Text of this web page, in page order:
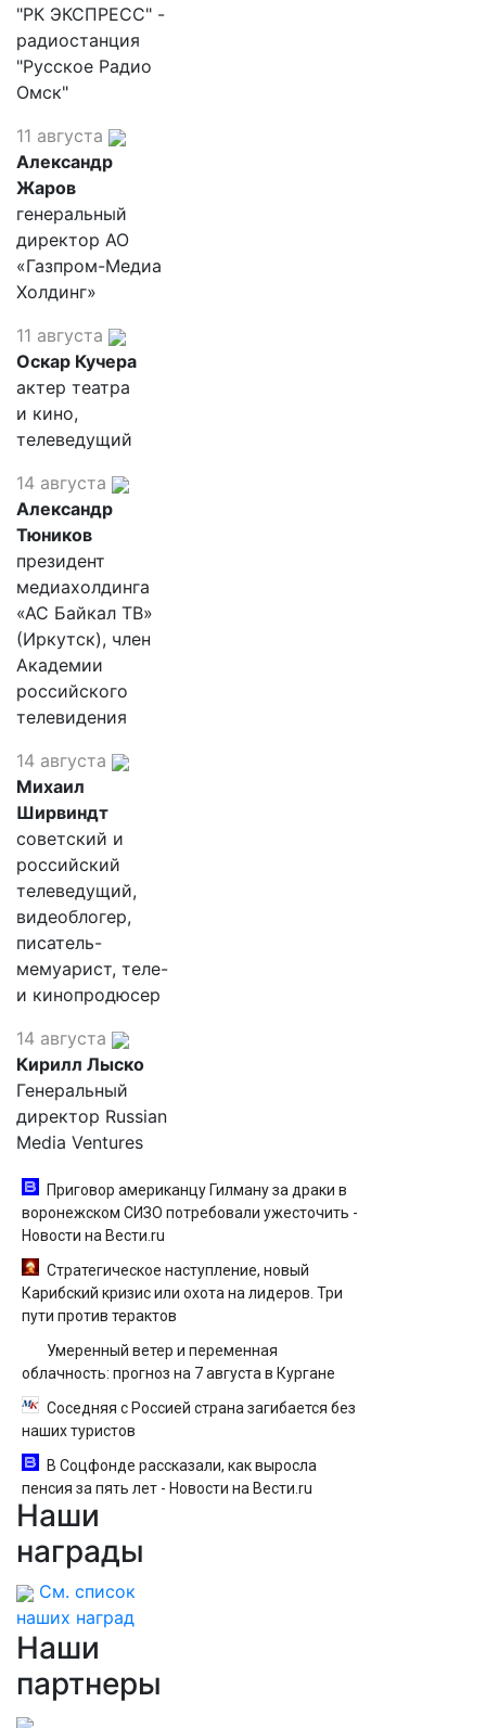
"РК ЭКСПРЕСС" -
радиостанция
"Русское Радио
Омск"
11 августа
Александр
Жаров
генеральный
директор АО
«Газпром-Медиа
Холдинг»
11 августа
Оскар Кучера
актер театра
и кино,
телеведущий
14 августа
Александр
Тюников
президент
медиахолдинга
«АС Байкал ТВ»
(Иркутск), член
Академии
российского
телевидения
14 августа
Михаил
Ширвиндт
советский и
российский
телеведущий,
видеоблогер,
писатель-
мемуарист, теле-
и кинопродюсер
14 августа
Кирилл Лыско
Генеральный
директор Russian
Media Ventures
Приговор американцу Гилману за драки в
воронежском СИЗО потребовали ужесточить -
Новости на Вести.ru
Стратегическое наступление, новый
Карибский кризис или охота на лидеров. Три
пути против терактов
Умеренный ветер и переменная
облачность: прогноз на 7 августа в Кургане
Соседняя с Россией страна загибается без
наших туристов
В Соцфонде рассказали, как выросла
пенсия за пять лет - Новости на Вести.ru
Наши
награды
См. список
наших наград
Наши
партнеры